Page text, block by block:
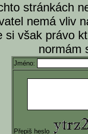
stránkách
nemá vliv
si však právo
normám
Jméno:
Přepiš heslo